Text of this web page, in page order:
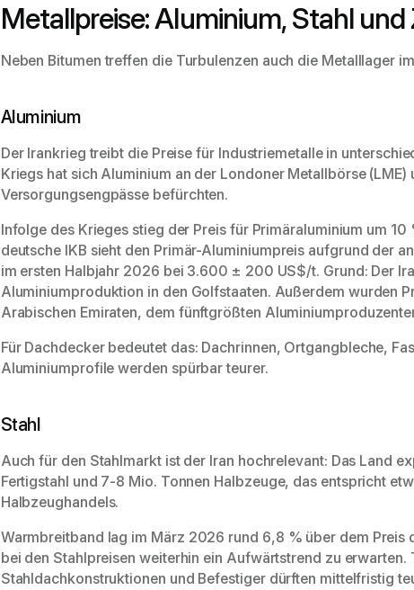
Metallpreise: Aluminium, Stahl
Neben Bitumen treffen die Turbulenzen auch die Metalllager
Aluminium
Der Irankrieg treibt die Preise für Industriemetalle in
Kriegs hat sich Aluminium an der Londoner Metallbörse
Versorgungsengpässe befürchten.
Infolge des Krieges stieg der Preis für Primäraluminium um
deutsche IKB sieht den Primär-Aluminiumpreis aufgrund der
im ersten Halbjahr 2026 bei 3.600 ± 200 US$/t. Grund: Der
Aluminiumproduktion in den Golfstaaten. Außerdem wurden
Arabischen Emiraten, dem fünftgrößten
Für Dachdecker bedeutet das: Dachrinnen, Ortgangbleche,
Aluminiumprofile werden spürbar teurer.
Stahl
Auch für den Stahlmarkt ist der Iran hochrelevant: Das Land
Fertigstahl und 7-8 Mio. Tonnen Halbzeuge, das entspricht
Halbzeughandels.
Warmbreitband lag im März 2026 rund 6,8 % über dem Preis
bei den Stahlpreisen weiterhin ein Aufwärtstrend zu erwarten.
Stahldachkonstruktionen und Befestiger dürften mittelfristig